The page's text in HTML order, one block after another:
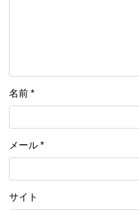
名前 *
メール *
サイト